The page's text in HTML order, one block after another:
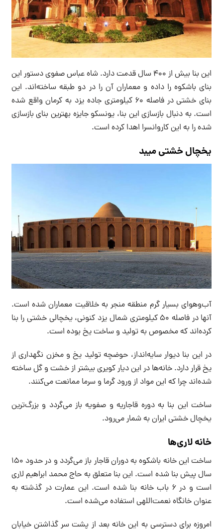
این بنا بیش از 400 سال قدمت دارد. شاه عباس صفوی دستور این
بنای باشکوه را داده و معماران آن را در دو طبقه ساخته‌اند. این
بنای خشتی در فاصله 60 کیلومتری جاده یزد به کرمان واقع شده
است. به دنبال بازسازی این بنا، یونسکو جایزه بهترین بنای بازسازی
شده را به این کاروانسرا اهدا کرده است.
یخچال خشتی میبد
آب‌وهوای بسیار گرم منطقه منجر به خلاقیت معماران شده است.
آنها در فاصله 50 کیلومتری شمال یزد کنونی، یخچالی خشتی را بنا
کرده‌اند که مخصوص به تولید و ساخت یخ بوده است.
در این بنا دیوار سایه‌انداز، حوضچه تولید یخ و مخزن نگهداری از
یخ قرار دارد. خانه‌ها در این دیار کویری بیشتر از خشت و گل ساخته
شده‌اند چرا که این مواد از ورود گرما و سرما ممانعت می‌کنند.
ساخت این بنا به دوره قاجاریه و صفویه باز می‌گردد و بزرگ‌ترین
یخچال خشتی ایران به شمار می‌رود.
خانه لاری‌ها
ساخت این خانه باشکوه به دوران قاجار باز می‌گردد و در حدود 150
سال پیش بنا شده است. این بنا متعلق به حاج محمد ابراهیم لاری
است و در 6 باب خانه بنا شده است. این عمارت در گذشته به
عنوان خانگاه نعمت‌اللهی استفاده می‌شده است.
امروزه برای دسترسی به این خانه بعد از پشت سر گذاشتن خیابان